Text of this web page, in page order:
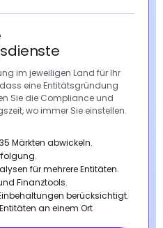
im jeweiligen Land für Ihr
eine Entitätsgründung
Sie die Compliance und
wo immer Sie einstellen.
Märkten abwickeln.
für mehrere Entitäten.
Finanztools.
berücksichtigt.
an einem Ort